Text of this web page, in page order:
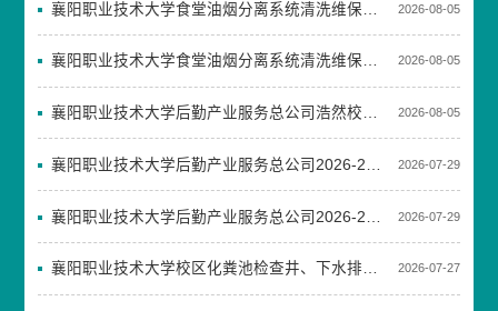
2026-08-05
襄阳职业技术大学食堂油烟分离系统清洗维保项目废标公告 2026-08-05
襄阳职业技术大学后勤产业服务总公司浩然校区直饮水耗材更换项目采购成交结果公告 2026-08-05
2026-07-29
2026-07-29
襄阳职业技术大学校区化粪池检查井、下水排污主管网疏通及维护项目竞争性磋商公告 2026-07-27